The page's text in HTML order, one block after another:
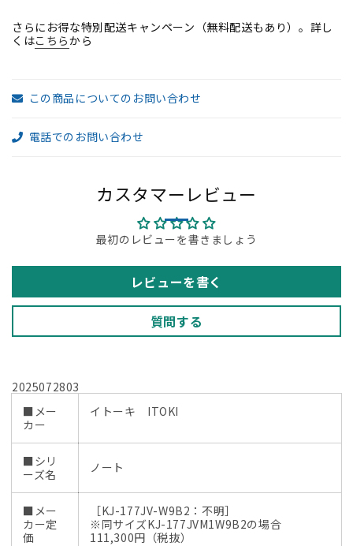
ム
2023
2025072803【中
オ
を
ム
2025072803【中
オ
ス
具】
を
さらにお得な特別配送キャンペーン（無料配送もあり）。詳し
くはこちらから
この商品についてのお問い合わせ
電話でのお問い合わせ
カスタマーレビュー
最初のレビューを書きましょう
レビューを書く
質問する
2025072803
■メー
カー
イトーキ ITOKI
■シリ
ーズ名
ノート
■メー
カー定
価
［KJ-177JV-W9B2：不明］
※同サイズKJ-177JVM1W9B2の場合
111,300円（税抜）